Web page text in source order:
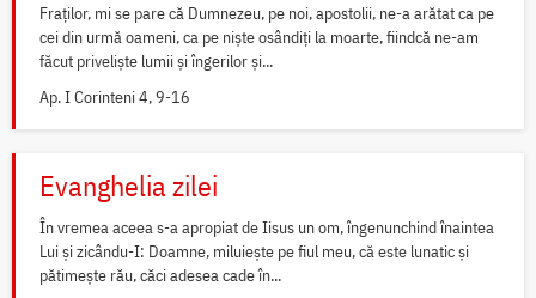
Fraților, mi se pare că Dumnezeu, pe noi, apostolii, ne-a arătat ca pe
cei din urmă oameni, ca pe niște osândiți la moarte, fiindcă ne-am
făcut priveliște lumii și îngerilor și...
Ap. I Corinteni 4, 9-16
Evanghelia zilei
În vremea aceea s-a apropiat de Iisus un om, îngenunchind înaintea
Lui și zicându-I: Doamne, miluiește pe fiul meu, că este lunatic și
pătimește rău, căci adesea cade în...